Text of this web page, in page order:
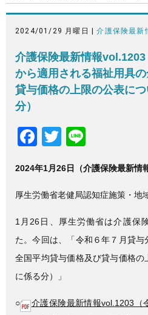
2024/01/29 月曜日 |介護保険最新
介護保険最新情報
から適用される福祉用具
貸与価格の上限の公表に
分）
F
c
e
b
o
o
k
T
tt
er
e
2024年1月26日（介護保険最新情報
厚生労働省老健局認知症施策・地
1月26日、厚生労働省は介護保
た。今回は、「令和６年７月貸
全国平均貸与価格及び貸与価格
に係る分）」
○
介護保険最新情報vol.1203（